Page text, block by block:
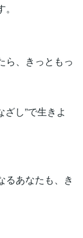
ら、きっともっ
ざし”で生きよ
るあなたも、き